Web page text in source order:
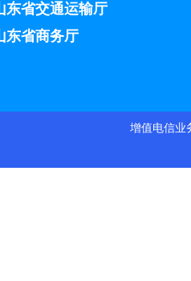
东省交通运输厅
东省商务厅
增值电信业